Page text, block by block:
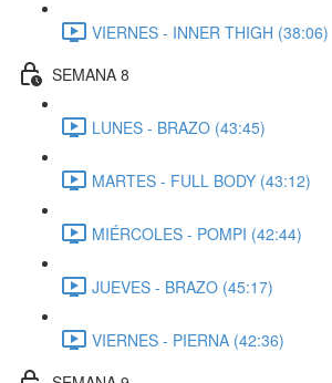
VIERNES - INNER THIGH (38:06)
SEMANA 8
LUNES - BRAZO (43:45)
MARTES - FULL BODY (43:12)
MIÉRCOLES - POMPI (42:44)
JUEVES - BRAZO (45:17)
VIERNES - PIERNA (42:36)